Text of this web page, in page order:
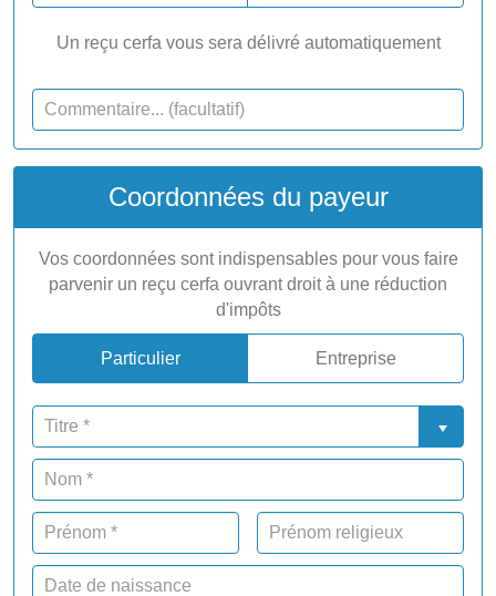
Un reçu cerfa vous sera délivré automatiquement
Coordonnées du payeur
Vos coordonnées sont indispensables pour vous faire
parvenir un reçu cerfa ouvrant droit à une réduction
d'impôts
Particulier Entreprise